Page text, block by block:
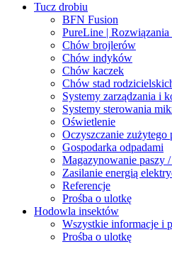
Tucz drobiu
BFN Fusion
PureLine |
Chów brojlerów
Chów indyków
Chów kaczek
Chów stad
Systemy zarządzania i
Systemy sterowania
Oświetlenie
Oczyszczanie zużytego
Gospodarka odpadami
Magazynowanie paszy
Zasilanie energią
Referencje
Prośba o ulotkę
Hodowla insektów
Wszystkie informacje i
Prośba o ulotkę